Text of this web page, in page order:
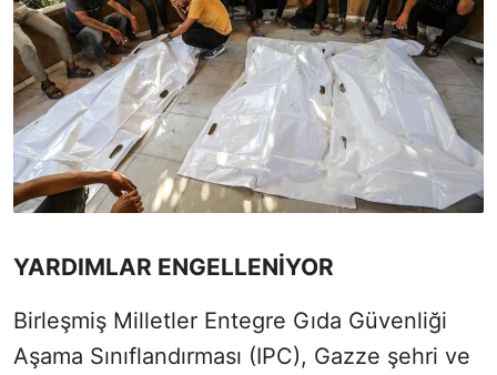
YARDIMLAR ENGELLENİYOR
Birleşmiş Milletler Entegre Gıda Güvenliği
Aşama Sınıflandırması (IPC), Gazze şehri ve